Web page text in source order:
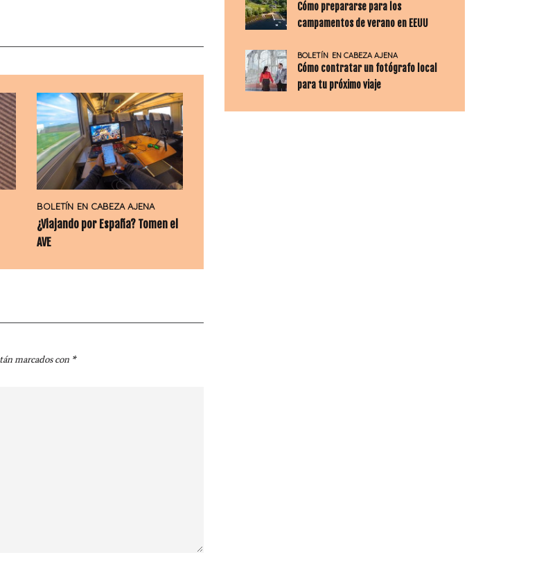
BOLETÍN EN CABEZA AJENA
¿Viajando por España? Tomen el
AVE
marcados con *
Cómo prepararse para los
campamentos de verano en EEUU
BOLETÍN EN CABEZA AJENA
Cómo contratar un fotógrafo local
para tu próximo viaje